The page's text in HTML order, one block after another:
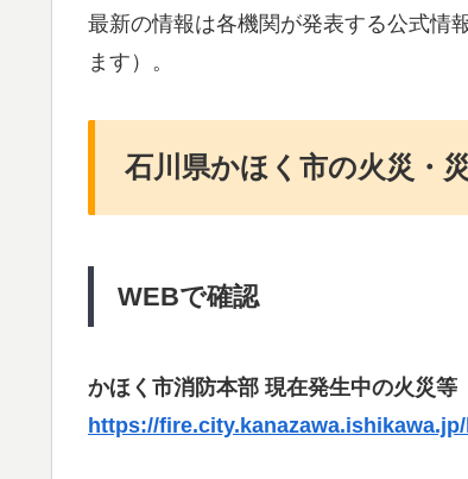
最新の情報は各機関が発表する公式情
ます）。
石川県かほく市の火災・
WEBで確認
かほく市消防本部 現在発生中の火災等
https://